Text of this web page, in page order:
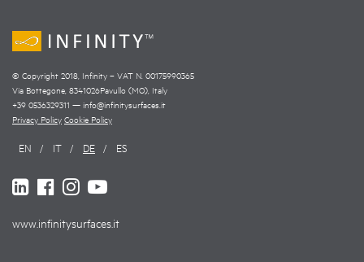
© Copyright 2018, Infinity – VAT N. 00175990365
Via Bottegone 8341026Pavullo (MO) Italy
+39 0536329311 —info@infinitysurfaces.it
Privacy PolicyCookie Policy
EN IT DE ES
www.infinitysurfaces.it